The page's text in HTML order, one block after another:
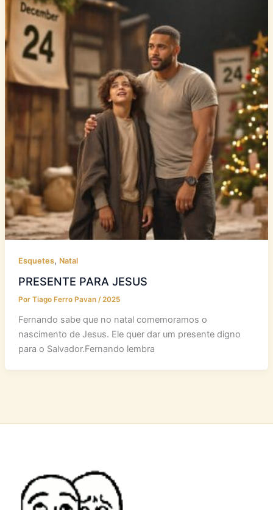
Esquetes, Natal
PRESENTE PARA JESUS
Por Tiago Ferro Pavan /2025
Fernando sabe que no natal comemoramos o
nascimento de Jesus. Ele quer dar um presente digno
para o Salvador.Fernando lembra